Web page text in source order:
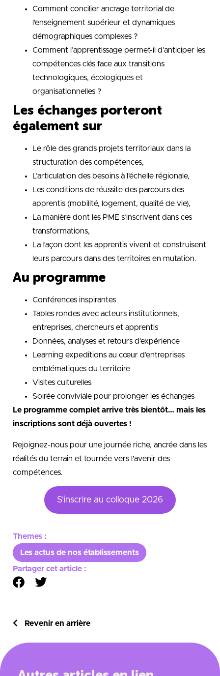
Comment concilier ancrage territorial de
l’enseignement supérieur et dynamiques
démographiques complexes ?
Comment l’apprentissage permet-il d’anticiper les
compétences clés face aux transitions
technologiques, écologiques et
organisationnelles ?
Les échanges porteront
également sur
Le rôle des grands projets territoriaux dans la
structuration des compétences,
L’articulation des besoins à l’échelle régionale,
Les conditions de réussite des parcours des
apprentis (mobilité, logement, qualité de vie),
La manière dont les PME s’inscrivent dans ces
transformations,
La façon dont les apprentis vivent et construisent
leurs parcours dans des territoires en mutation.
Au programme
Conférences inspirantes
Tables rondes avec acteurs institutionnels,
entreprises, chercheurs et apprentis
Données, analyses et retours d’expérience
Learning expeditions au cœur d’entreprises
emblématiques du territoire
Visites culturelles
Soirée conviviale pour prolonger les échanges
Le programme complet arrive très bientôt… mais les
inscriptions sont déjà ouvertes !
Rejoignez-nous pour une journée riche, ancrée dans les
réalités du terrain et tournée vers l’avenir des
compétences.
S’inscrire au colloque 2026
Themes :
Les actus de nos établissements
Partager cet article :
Revenir en arrière